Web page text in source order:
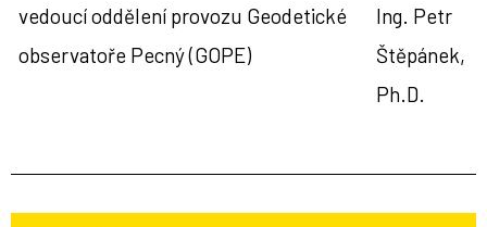
vedoucí oddělení provozu Geodetické
observatoře Pecný (GOPE)
Ing. Petr
Štěpánek,
Ph.D.